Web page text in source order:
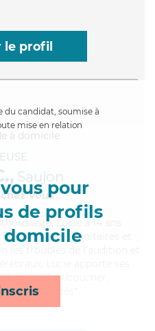
profil
du candidat, soumise à
mise en relation
pour
de profils
domicile
Saujon
Vous
Lucie a 14 ans
Carrières Sanitaires et
loisirs, lever/coucher,
et activités*